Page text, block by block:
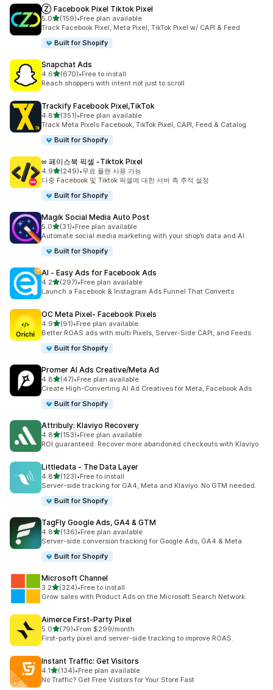
Ⓩ Facebook Pixel Tiktok Pixel
5.0별 5개 중
(159)
총 리뷰 159개
•Free plan available
Track Facebook Pixel, Meta Pixel, TikTok Pixel w/ CAPI & Feed
Built for Shopify
Snapchat Ads
4.6별 5개 중
(670)
총 리뷰 670개
•Free to install
Reach shoppers with intent not just to scroll
Trackify Facebook Pixel,TikTok
4.8별 5개 중
(351)
총 리뷰 351개
•Free plan available
Track Meta Pixels Facebook, TikTok Pixel, CAPI, Feed & Catalog
Built for Shopify
∞ 페이스북 픽셀 ‑Tiktok Pixel
4.9별 5개 중
(249)
총 리뷰 249개
•무료 플랜 사용 가능
다중 Facebook 및 Tiktok 픽셀에 대한 서버 측 추적 설정
Built for Shopify
Magik Social Media Auto Post
5.0별 5개 중
(31)
총 리뷰 31개
•Free plan available
Automate social media marketing with your shop’s data and AI
Built for Shopify
AI ‑ Easy Ads for Facebook Ads
4.2별 5개 중
(297)
총 리뷰 297개
•Free plan available
Launch a Facebook & Instagram Ads Funnel That Converts
OC Meta Pixel‑ Facebook Pixels
4.9별 5개 중
(91)
총 리뷰 91개
•Free plan available
Better ROAS ads with multi Pixels, Server-Side CAPI, and Feeds
Built for Shopify
Promer AI Ads Creative/Meta Ad
4.8별 5개 중
(47)
총 리뷰 47개
•Free plan available
Create High-Converting AI Ad Creatives for Meta, Facebook Ads
Built for Shopify
Attribuly: Klaviyo Recovery
4.8별 5개 중
(153)
총 리뷰 153개
•Free plan available
ROI guaranteed. Recover more abandoned checkouts with Klaviyo
Littledata ‑ The Data Layer
4.8별 5개 중
(123)
총 리뷰 123개
•Free to install
Server-side tracking for GA4, Meta and Klaviyo. No GTM needed.
Built for Shopify
TagFly Google Ads, GA4 & GTM
4.8별 5개 중
(136)
총 리뷰 136개
•Free plan available
Server-side conversion tracking for Google Ads, GA4 & Meta
Built for Shopify
Microsoft Channel
3.2별 5개 중
(324)
총 리뷰 324개
•Free to install
Grow sales with Product Ads on the Microsoft Search Network.
Aimerce First‑Party Pixel
5.0별 5개 중
(79)
총 리뷰 79개
•From $299/month
First-party pixel and server-side tracking to improve ROAS.
Instant Traffic: Get Visitors
4.1별 5개 중
(134)
총 리뷰 134개
•Free plan available
No Traffic? Get Free Visitors for Your Store Fast